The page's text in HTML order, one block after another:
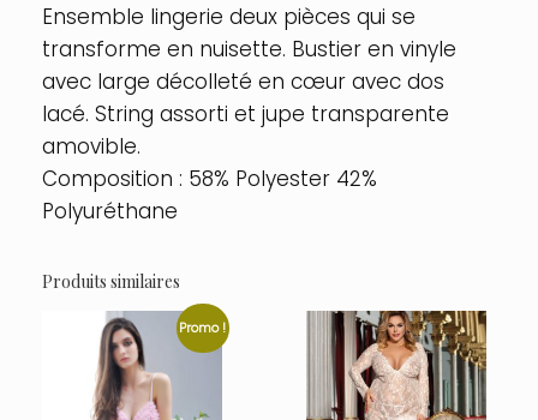
Ensemble lingerie deux pièces qui se
transforme en nuisette. Bustier en vinyle
avec large décolleté en cœur avec dos
lacé. String assorti et jupe transparente
amovible.
Composition : 58% Polyester 42%
Polyuréthane
Produits similaires
Promo !